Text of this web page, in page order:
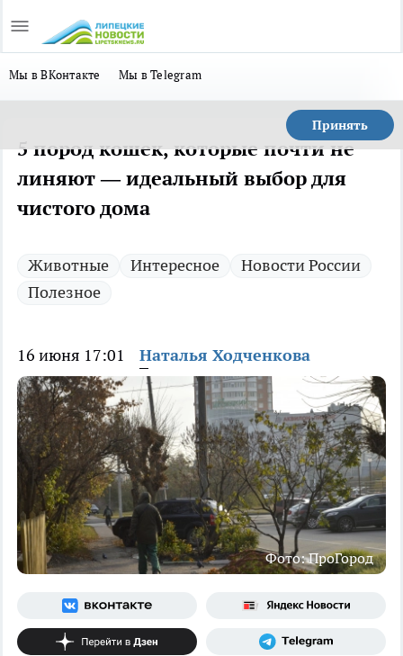
Мы в ВКонтакте Мы в Telegram
Принять
5 пород кошек, которые почти не
линяют — идеальный выбор для
чистого дома
Животные Интересное
Новости России
Полезное
16 июня 17:01 Наталья Ходченкова
Фото: ПроГород